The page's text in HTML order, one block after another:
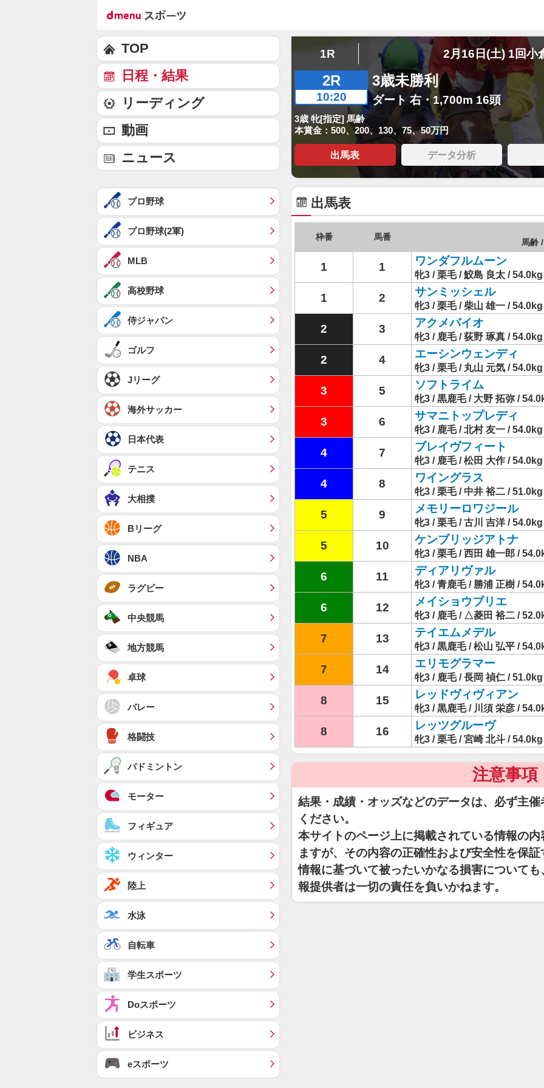
1R 2月16日(土) 1回小
2R
10:20
3歳未勝利
ダート 右・1,700m 16頭
3歳 牝[指定] 馬齢
本賞金：500、200、130、75、50万円
出馬表 データ分析
出馬表
枠番 馬番
馬齢
1 1 ワンダフルムーン
牝3 / 栗毛 / 鮫島 良太 / 54.0kg
1 2 サンミッシェル
牝3 / 栗毛 / 柴山 雄一 / 54.0kg
2 3 アクメバイオ
牝3 / 鹿毛 / 荻野 琢真 / 54.0kg
2 4 エーシンウェンディ
牝3 / 栗毛 / 丸山 元気 / 54.0kg
3 5 ソフトライム
牝3 / 黒鹿毛 / 大野 拓弥 /
3 6 サマニトップレディ
牝3 / 鹿毛 / 北村 友一 / 54.0kg
4 7 ブレイヴフィート
牝3 / 鹿毛 / 松田 大作 / 54.0kg
4 8 ワイングラス
牝3 / 栗毛 / 中井 裕二 / 51.0kg
5 9 メモリーロワジール
牝3 / 栗毛 / 古川 吉洋 / 54.0kg
5 10 ケンブリッジアトナ
牝3 / 栗毛 / 西田 雄一郎 /
6 11 ディアリヴァル
牝3 / 青鹿毛 / 勝浦 正樹 /
6 12 メイショウブリエ
牝3 / 鹿毛 / △菱田 裕二 /
7 13 テイエムメデル
牝3 / 黒鹿毛 / 松山 弘平 /
7 14 エリモグラマー
牝3 / 鹿毛 / 長岡 禎仁 / 51.0kg
8 15 レッドヴィヴィアン
牝3 / 黒鹿毛 / 川須 栄彦 /
8 16 レッツグルーヴ
牝3 / 栗毛 / 宮崎 北斗 / 54.0kg
注意事項
結果・成績・オッズなどのデータは、必ず主
ください。
本サイトのページ上に掲載されている情報の
ますが、その内容の正確性および安全性を保
情報に基づいて被ったいかなる損害について
報提供者は一切の責任を負いかねます。
TOP
日程・結果
リーディング
動画
ニュース
プロ野球
プロ野球(2軍)
MLB
高校野球
侍ジャパン
ゴルフ
Jリーグ
海外サッカー
日本代表
テニス
大相撲
Bリーグ
NBA
ラグビー
中央競馬
地方競馬
卓球
バレー
格闘技
バドミントン
モーター
フィギュア
ウィンター
陸上
水泳
自転車
学生スポーツ
Doスポーツ
ビジネス
eスポーツ